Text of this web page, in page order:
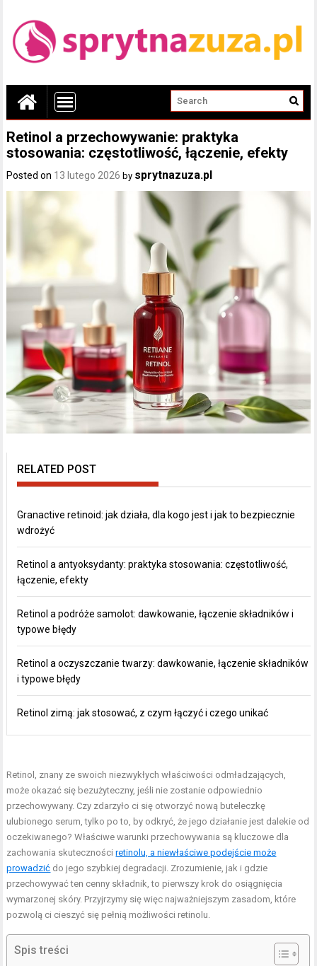
Retinol a przechowywanie: praktyka
stosowania: częstotliwość, łączenie, efekty
Posted on 13 lutego 2026 by sprytnazuza.pl
RELATED POST
Granactive retinoid: jak działa, dla kogo jest i jak to bezpiecznie
wdrożyć
Retinol a antyoksydanty: praktyka stosowania: częstotliwość,
łączenie, efekty
Retinol a podróże samolot: dawkowanie, łączenie składników i
typowe błędy
Retinol a oczyszczanie twarzy: dawkowanie, łączenie składników
i typowe błędy
Retinol zimą: jak stosować, z czym łączyć i czego unikać
Retinol, znany ze swoich niezwykłych właściwości odmładzających,
może okazać się bezużyteczny, jeśli nie zostanie odpowiednio
przechowywany. Czy zdarzyło ci się otworzyć nową buteleczkę
ulubionego serum, tylko po to, by odkryć, że jego działanie jest dalekie od
oczekiwanego? Właściwe warunki przechowywania są kluczowe dla
zachowania skutecznościretinolu, a niewłaściwe podejście może
prowadzić do jego szybkiej degradacji. Zrozumienie, jak i gdzie
przechowywać ten cenny składnik, to pierwszy krok do osiągnięcia
wymarzonej skóry. Przyjrzymy się więc najważniejszym zasadom, które
pozwolą ci cieszyć się pełnią możliwości retinolu.
Spis treści